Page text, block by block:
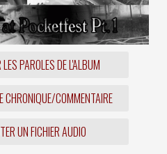
PAROLES DE L'ALBUM
CHRONIQUE/COMMENTAIRE
UN FICHIER AUDIO